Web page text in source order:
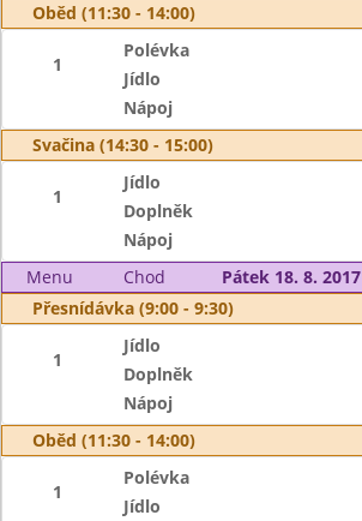
Oběd (11:30 - 14:00)
1
Polévka
Jídlo
Nápoj
Svačina (14:30 - 15:00)
1
Jídlo
Doplněk
Nápoj
Menu
Chod
Pátek 18. 8. 2017
Přesnídávka (9:00 - 9:30)
1
Jídlo
Doplněk
Nápoj
Oběd (11:30 - 14:00)
1
Polévka
Jídlo